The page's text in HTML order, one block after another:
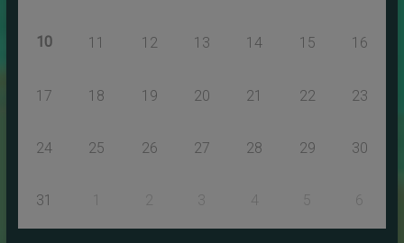
10 11 12 13 14 15 16
17 18 19 20 21 22 23
24 25 26 27 28 29 30
31 2 3 5 6